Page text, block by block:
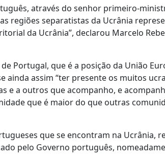
através do senhor primeiro-
regiões separatistas da Ucrânia
da Ucrânia”, declarou Marcelo
Portugal, que é a posição da União
ainda assim “ter presente os muitos
e a outros que acompanho, e
que é maior do que outras
que se encontram na Ucrânia,
pelo Governo português,